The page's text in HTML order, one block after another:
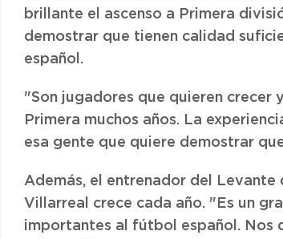
brillante el ascenso a Primera
demostrar que tienen calidad
español.
"Son jugadores que quieren crecer
Primera muchos años. La
esa gente que quiere demostrar
Además, el entrenador del Levante
Villarreal crece cada año. "Es un
importantes al fútbol español. Nos